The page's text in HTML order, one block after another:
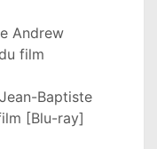
Andrew
film
Baptiste
[Blu-ray]